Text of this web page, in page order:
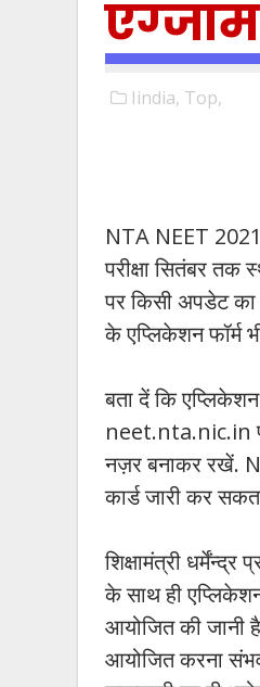
Iindia, Top,
NTA NEET
परीक्षा सितंबर तक
पर किसी अपडेट
के एप्लिकेशन फॉर्म
बता दें कि
neet.nta.nic.in पर
नज़र बनाकर रखें.
कार्ड जारी कर
शिक्षामंत्री
के साथ ही
आयोजित की जानी
आयोजित करना